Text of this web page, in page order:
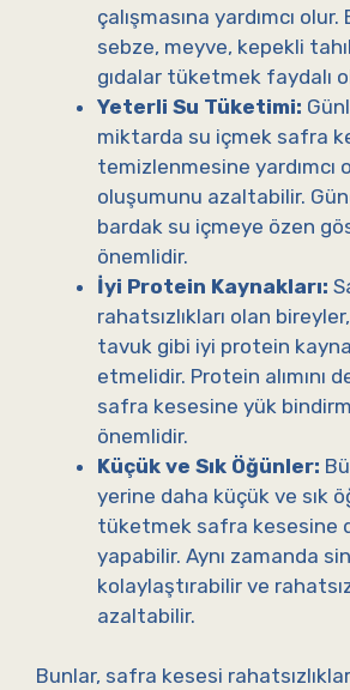
çalışmasına yardımcı
sebze, meyve, kepekli
gıdalar tüketmek faydalı
Yeterli Su Tüketimi:
miktarda su içmek safra
temizlenmesine yardımcı
oluşumunu azaltabilir.
bardak su içmeye özen
önemlidir.
İyi Protein Kaynakları:
rahatsızlıkları olan
tavuk gibi iyi protein
etmelidir. Protein alımını
safra kesesine yük
önemlidir.
Küçük ve Sık Öğünler:
yerine daha küçük ve sık
tüketmek safra kesesine
yapabilir. Aynı zamanda
kolaylaştırabilir ve
azaltabilir.
Bunlar, safra kesesi